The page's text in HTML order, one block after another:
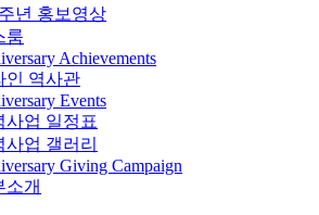
년 홍보영상
룸
Achievements
인 역사관
Events
사업 일정표
사업 갤러리
Giving Campaign
소개